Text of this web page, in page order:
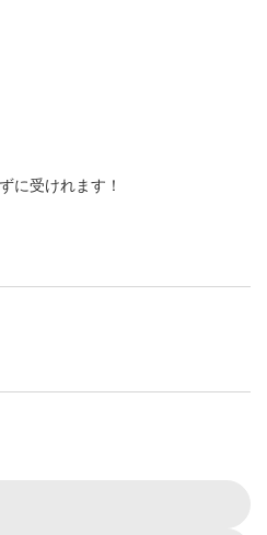
に受けれます！